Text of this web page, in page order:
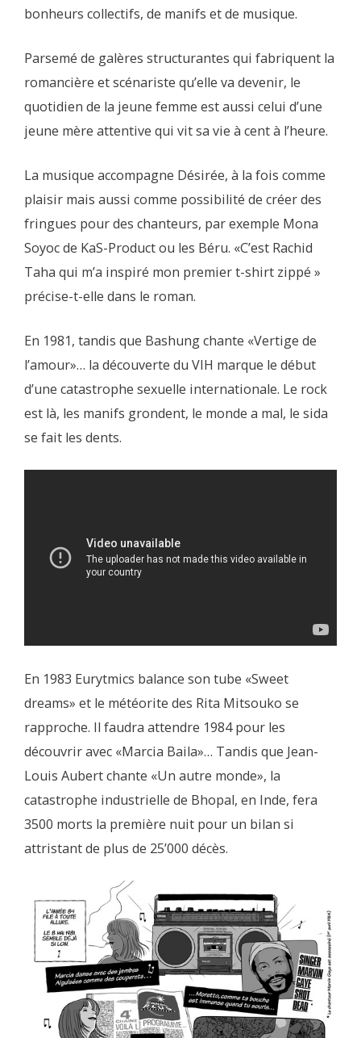
bonheurs collectifs, de manifs et de musique.
Parsemé de galères structurantes qui fabriquent la
romancière et scénariste qu’elle va devenir, le
quotidien de la jeune femme est aussi celui d’une
jeune mère attentive qui vit sa vie à cent à l’heure.
La musique accompagne Désirée, à la fois comme
plaisir mais aussi comme possibilité de créer des
fringues pour des chanteurs, par exemple Mona
Soyoc de KaS-Product ou les Béru. «C’est Rachid
Taha qui m’a inspiré mon premier t-shirt zippé »
précise-t-elle dans le roman.
En 1981, tandis que Bashung chante «Vertige de
l’amour»… la découverte du VIH marque le début
d’une catastrophe sexuelle internationale. Le rock
est là, les manifs grondent, le monde a mal, le sida
se fait les dents.
En 1983 Eurytmics balance son tube «Sweet
dreams» et le météorite des Rita Mitsouko se
rapproche. Il faudra attendre 1984 pour les
découvrir avec «Marcia Baila»… Tandis que Jean-
Louis Aubert chante «Un autre monde», la
catastrophe industrielle de Bhopal, en Inde, fera
3500 morts la première nuit pour un bilan si
attristant de plus de 25’000 décès.